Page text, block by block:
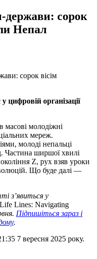
сорок
Непал
цифровій організації
молодіжні
мереж.
молоді непальці
Частина ширшої хвилі
Z, рух взяв уроки
Що буде далі —
з’явиться у
Life Lines: Navigating
Підпишіться зараз і
.
7 вересня 2025 року.